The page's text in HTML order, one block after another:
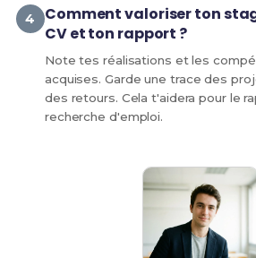
Comment valoriser ton
CV et ton rapport ?
Note tes réalisations et les
acquises. Garde une trace des
des retours. Cela t'aidera pour le
recherche d'emploi.